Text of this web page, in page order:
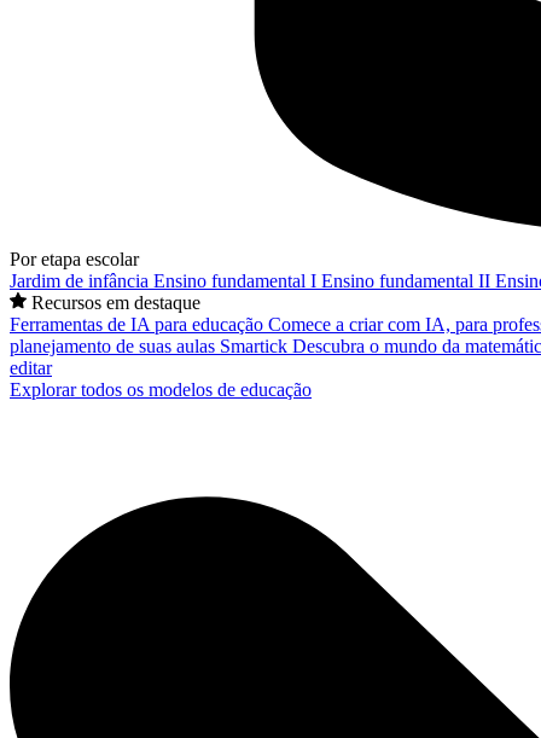
Por etapa escolar
Jardim de infância Ensino fundamental I Ensino fundamental II
Recursos em destaque
Ferramentas de IA para educação Comece a criar com IA, para
planejamento de suas aulas Smartick Descubra o mundo da
editar
Explorar todos os modelos de educação